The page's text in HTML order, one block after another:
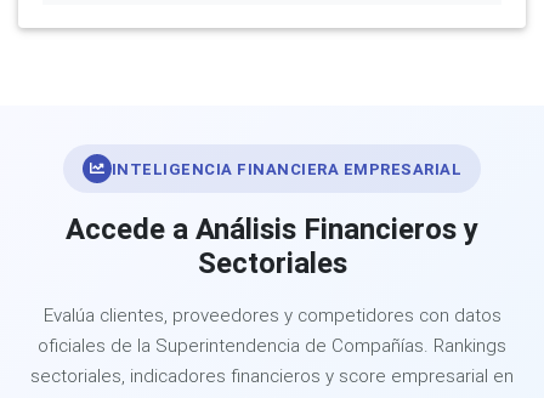
INTELIGENCIA FINANCIERA EMPRESARIAL
Accede a Análisis Financieros y
Sectoriales
Evalúa clientes, proveedores y competidores con datos
oficiales de la Superintendencia de Compañías. Rankings
sectoriales, indicadores financieros y score empresarial en